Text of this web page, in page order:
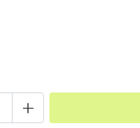
+